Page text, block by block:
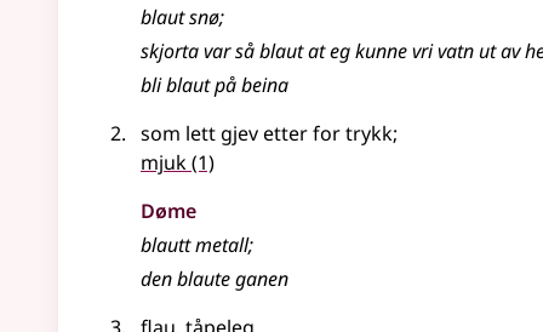
blaut snø;
skjorta var så blaut at eg kunne vri vatn ut av
bli blaut på beina
som lett gjev etter for trykk;
mjuk(1)
Døme
blautt metall;
den blaute ganen